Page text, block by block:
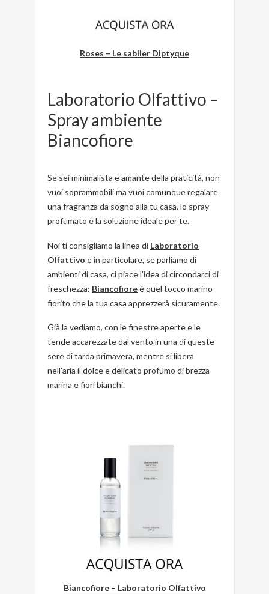
Roses – Le sablier Diptyque
Laboratorio Olfattivo –
Spray ambiente
Biancofiore
Se sei minimalista e amante della praticità, non
vuoi soprammobili ma vuoi comunque regalare
una fragranza da sogno alla tu casa, lo spray
profumato è la soluzione ideale per te.
Noi ti consigliamo la linea di Laboratorio
Olfattivo e in particolare, se parliamo di
ambienti di casa, ci piace l’idea di circondarci di
freschezza: Biancofioreè quel tocco marino
fiorito che la tua casa apprezzerà sicuramente.
Già la vediamo, con le finestre aperte e le
tende accarezzate dal vento in una di queste
sere di tarda primavera, mentre si libera
nell’aria il dolce e delicato profumo di brezza
marina e fiori bianchi.
Biancofiore – Laboratorio Olfattivo